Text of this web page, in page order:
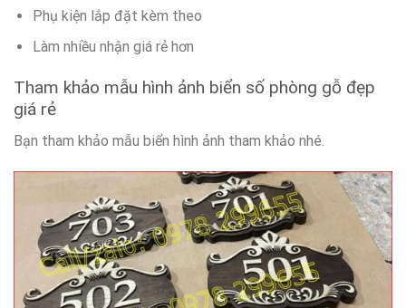
Phụ kiện lắp đặt kèm theo
Làm nhiều nhận giá rẻ hơn
Tham khảo mẫu hình ảnh biển số phòng gỗ đẹp
giá rẻ
Bạn tham khảo mẫu biển hình ảnh tham khảo nhé.